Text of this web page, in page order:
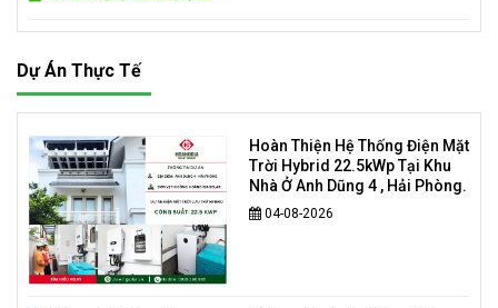
Dự Án Thực Tế
Hoàn Thiện Hệ Thống Điện Mặt
Trời Hybrid 22.5kWp Tại Khu
Nhà Ở Anh Dũng 4 , Hải Phòng.
04-08-2026